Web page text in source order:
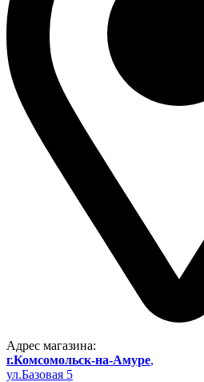
Адрес магазина:
г.Комсомольск-на-Амуре,
ул.Базовая 5